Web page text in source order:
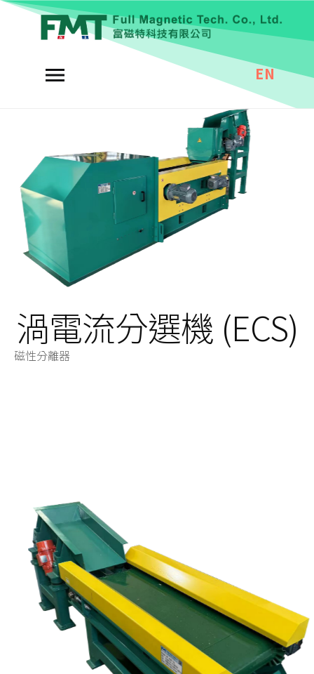
EN
磁性分離器
渦電流分選機 (ECS)
磁性分離器